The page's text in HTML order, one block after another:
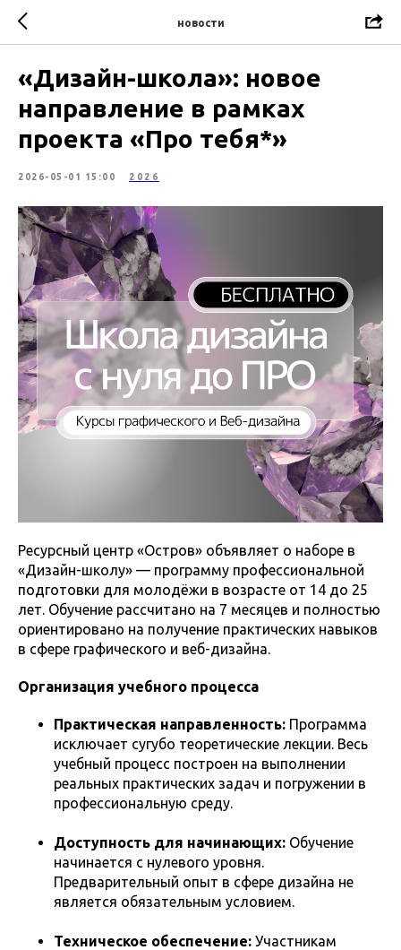
новости
«Дизайн-школа»: новое
направление в рамках
проекта «Про тебя*»
2026-05-01 15:00 2026
Ресурсный центр «Остров» объявляет о наборе в
«Дизайн-школу» — программу профессиональной
подготовки для молодёжи в возрасте от 14 до 25
лет. Обучение рассчитано на 7 месяцев и полностью
ориентировано на получение практических навыков
в сфере графического и веб-дизайна.
Организация учебного процесса
Практическая направленность: Программа
исключает сугубо теоретические лекции. Весь
учебный процесс построен на выполнении
реальных практических задач и погружении в
профессиональную среду.
Доступность для начинающих: Обучение
начинается с нулевого уровня.
Предварительный опыт в сфере дизайна не
является обязательным условием.
Техническое обеспечение: Участникам